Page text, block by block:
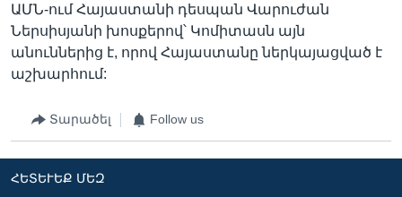
ԱՄՆ-ում Հայաստանի դեսպան Վարուժան
Ներսիսյանի խոսքերով՝ Կոմիտասն այն
անուններից է, որով Հայաստանը ներկայացված է
աշխարհում:
Տարածել Follow us
ՀԵՏԵՒԵՔ ՄԵԶ